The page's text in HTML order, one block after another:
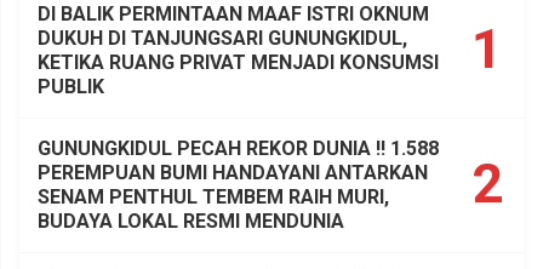
1
DI BALIK PERMINTAAN MAAF ISTRI OKNUM
DUKUH DI TANJUNGSARI GUNUNGKIDUL,
KETIKA RUANG PRIVAT MENJADI KONSUMSI
PUBLIK
2
GUNUNGKIDUL PECAH REKOR DUNIA !! 1.588
PEREMPUAN BUMI HANDAYANI ANTARKAN
SENAM PENTHUL TEMBEM RAIH MURI,
BUDAYA LOKAL RESMI MENDUNIA